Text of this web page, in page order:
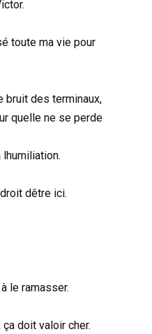
toute ma vie pour
bruit des terminaux,
quelle ne se perde
dêtre ici.
le ramasser.
doit valoir cher.